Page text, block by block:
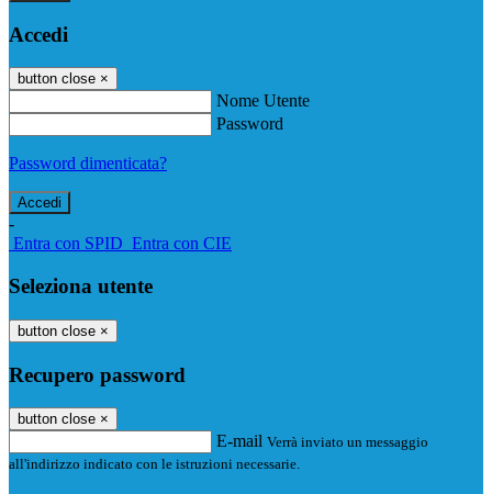
Accedi
button close ×
Nome Utente
Password
Password dimenticata?
-
Entra con SPID Entra con CIE
Seleziona utente
button close ×
Recupero password
button close ×
E-mail Verrà inviato un messaggio
all'indirizzo indicato con le istruzioni necessarie.